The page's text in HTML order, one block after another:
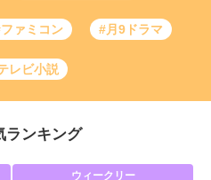
ァミコン #月9ドラマ
レビ小説
ランキング
ウィークリー